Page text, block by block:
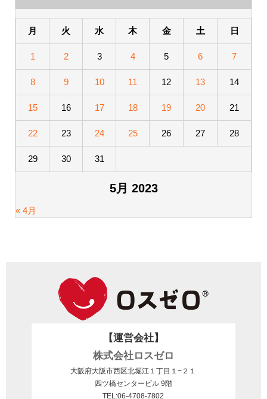
5月 2023
月 火 水 木 金 土 日
1 2 3 4 5 6 7
8 9 10 11 12 13 14
15 16 17 18 19 20 21
22 23 24 25 26 27 28
29 30 31
« 4月
【運営会社】
株式会社ロスゼロ
大阪府大阪市西区北堀江１丁目１−２１
四ツ橋センタービル 9階
TEL:06-4708-7802